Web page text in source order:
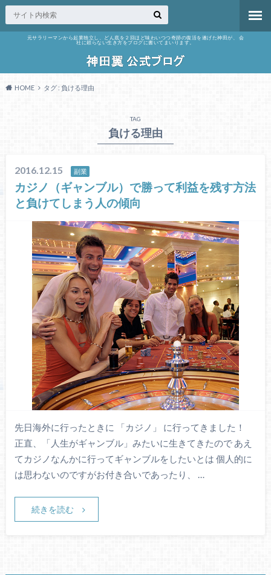
元サラリーマンから起業独立し、どん底を２回ほど味わいつつ奇跡の復活を遂げた神田が、 会
社に頼らない生き方をブログに書いてまいります。
HOME タグ : 負ける理由
TAG
負ける理由
2016.12.15 副業
カジノ（ギャンブル）で勝って利益を残す方法
と負けてしまう人の傾向
先日海外に行ったときに 「カジノ」 に行ってきました！
正直、「人生がギャンブル」みたいに生きてきたので あえ
てカジノなんかに行ってギャンブルをしたいとは 個人的に
は思わないのですがお付き合いであったり、 …
続きを読む